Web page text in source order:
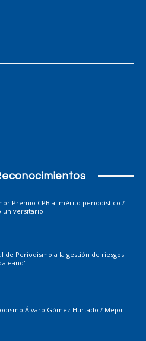
Premio CPB al mérito periodístico /
universitario
de Periodismo a la gestión de riesgos
Álvaro Gómez Hurtado / Mejor